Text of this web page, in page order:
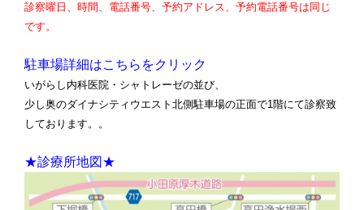
診察曜日、時間、電話番号、予約アドレス、予約電話番号は同じ
です。
駐車場詳細はこちらをクリック
いがらし内科医院・シャトレーゼの並び、
少し奥のダイナシティウエスト北側駐車場の正面で1階にて診察致
しております。。
★診療所地図★